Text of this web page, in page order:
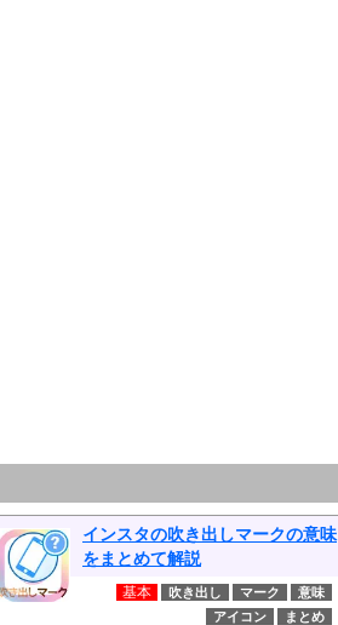
インスタの吹き出しマークの意味
をまとめて解説
基本 吹き出し マーク
意味
アイコン
まとめ